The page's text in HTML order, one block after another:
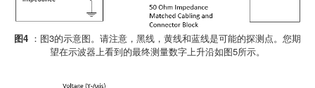
图4 ：图3的示意图。请注意，黑线，黄线和蓝线是可能的探测点。您期
望在示波器上看到的最终测量数字上升沿如图5所示。